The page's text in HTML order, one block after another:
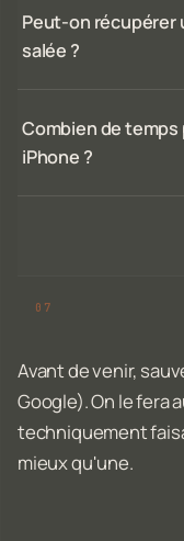
Peut-on récupérer
salée ?
Combien de
iPhone ?
Avant de venir,
Google). On le fera
techniquement
mieux qu'une.